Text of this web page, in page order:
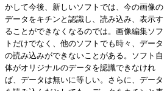
かして今後、新しいソフトでは、今の画像の
データをキチンと認識し、読み込み、表示す
ることができなくなるのでは。画像編集ソフ
トだけでなく、他のソフトでも時々、データ
の読み込みができないことがある。ソフト自
体がオリジナルのデータを認識できなけれ
ば、データは無いに等しい。さらに、データ